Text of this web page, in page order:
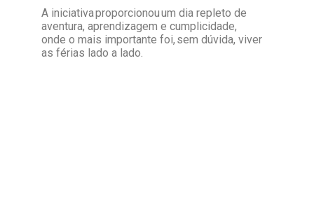
A iniciativa proporcionou um dia repleto de
aventura, aprendizagem e cumplicidade,
onde o mais importante foi, sem dúvida, viver
as férias lado a lado.